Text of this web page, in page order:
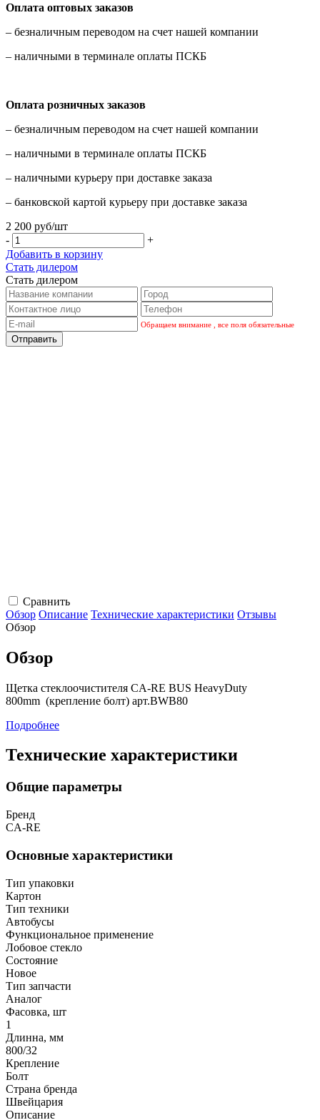
Оплата оптовых заказов
– безналичным переводом на счет нашей компании
– наличными в терминале оплаты ПСКБ
Оплата розничных заказов
– безналичным переводом на счет нашей компании
– наличными в терминале оплаты ПСКБ
– наличными курьеру при доставке заказа
– банковской картой курьеру при доставке заказа
2 200 руб/шт
-
+
Добавить в корзину
Стать дилером
Стать дилером
Обращаем внимание , все поля обязательные
Сравнить
Обзор Описание Технические характеристики Отзывы
Обзор
Обзор
Щетка стеклоочистителя CA-RE BUS HeavyDuty
800mm (крепление болт) арт.BWB80
Подробнее
Технические характеристики
Общие параметры
Бренд
CA-RE
Основные характеристики
Тип упаковки
Картон
Тип техники
Автобусы
Функциональное применение
Лобовое стекло
Состояние
Новое
Тип запчасти
Аналог
Фасовка, шт
1
Длинна, мм
800/32
Крепление
Болт
Страна бренда
Швейцария
Описание